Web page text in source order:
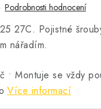
Podrobnosti hodnocení
27C. Pojistné
nářadím.
• Montuje se vždy
Více informací